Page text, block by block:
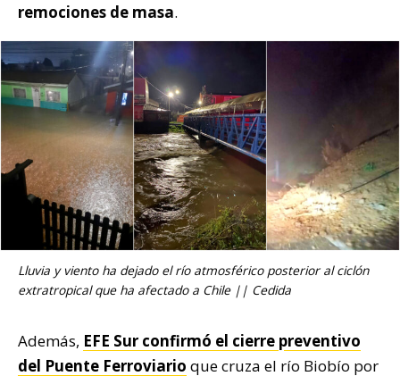
remociones de masa.
Lluvia y viento ha dejado el río atmosférico posterior al ciclón
extratropical que ha afectado a Chile || Cedida
Además, EFE Sur confirmó el cierre preventivo
del Puente Ferroviario que cruza el río Biobío por